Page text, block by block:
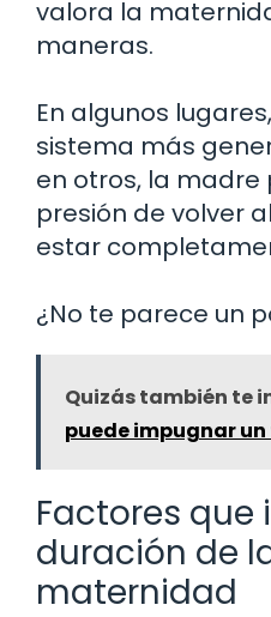
valora la
maneras.
En algunos
sistema más
en otros, la madre
presión de volver
estar
¿No te parece un
Quizás también te
puede impugnar
Factores que
duración de
maternidad